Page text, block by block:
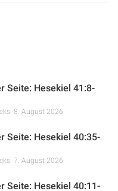
Seite: Hesekiel 41:8-
8. August 2026
Seite: Hesekiel 40:35-
7. August 2026
Seite: Hesekiel 40:11-